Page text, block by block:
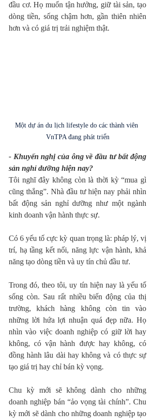
đầu cơ. Họ muốn tận hưởng, giữ tài sản, tạo
dòng tiền, sống chậm hơn, gần thiên nhiên
hơn và có giá trị trải nghiệm thật.
Một dự án du lịch lifestyle do các thành viên
VnTPA đang phát triển
- Khuyến nghị của ông về đầu tư bất động
sản nghỉ dưỡng hiện nay?
Tôi nghĩ đây không còn là thời kỳ “mua gì
cũng thắng”. Nhà đầu tư hiện nay phải nhìn
bất động sản nghỉ dưỡng như một ngành
kinh doanh vận hành thực sự.
Có 6 yếu tố cực kỳ quan trọng là: pháp lý, vị
trí, hạ tầng kết nối, năng lực vận hành, khả
năng tạo dòng tiền và uy tín chủ đầu tư.
Trong đó, theo tôi, uy tín hiện nay là yếu tố
sống còn. Sau rất nhiều biến động của thị
trường, khách hàng không còn tin vào
những lời hứa lợi nhuận quá đẹp nữa. Họ
nhìn vào việc doanh nghiệp có giữ lời hay
không, có vận hành được hay không, có
đồng hành lâu dài hay không và có thực sự
tạo giá trị hay chỉ bán kỳ vọng.
Chu kỳ mới sẽ không dành cho những
doanh nghiệp bán “ảo vọng tài chính”. Chu
kỳ mới sẽ dành cho những doanh nghiệp tạo